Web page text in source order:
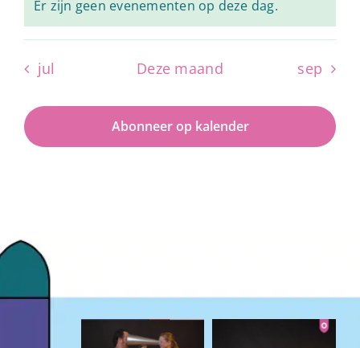
Bericht
Er zijn geen evenementen op deze dag.
jul Deze maand sep
Abonneer op kalender